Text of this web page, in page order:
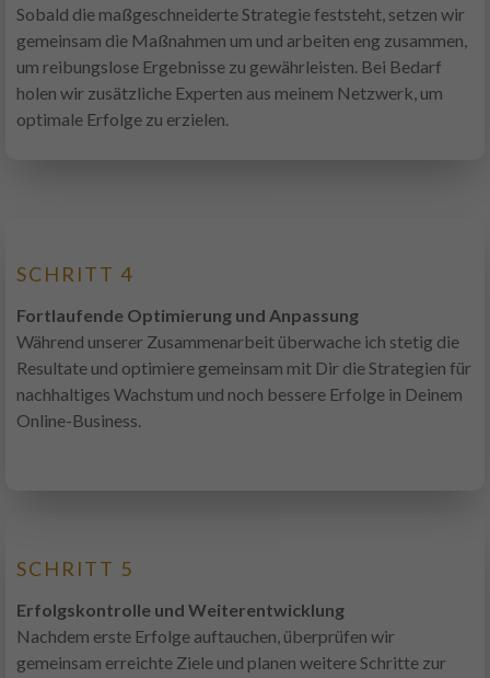
Sobald die maßgeschneiderte Strategie feststeht, setzen wir
gemeinsam die Maßnahmen um und arbeiten eng zusammen,
um reibungslose Ergebnisse zu gewährleisten. Bei Bedarf
holen wir zusätzliche Experten aus meinem Netzwerk, um
optimale Erfolge zu erzielen.
SCHRITT 4
Fortlaufende Optimierung und Anpassung
Während unserer Zusammenarbeit überwache ich stetig die
Resultate und optimiere gemeinsam mit Dir die Strategien für
nachhaltiges Wachstum und noch bessere Erfolge in Deinem
Online-Business.
SCHRITT 5
Erfolgskontrolle und Weiterentwicklung
Nachdem erste Erfolge auftauchen, überprüfen wir
gemeinsam erreichte Ziele und planen weitere Schritte zur